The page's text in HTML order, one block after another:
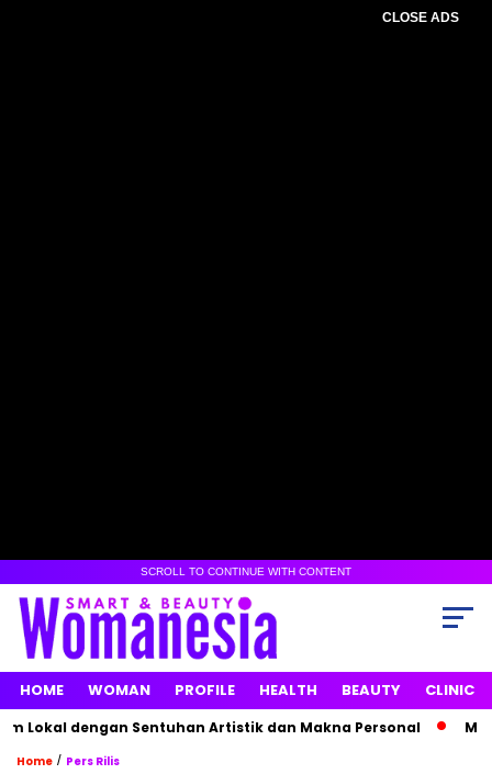
CLOSE ADS
SCROLL TO CONTINUE WITH CONTENT
HOME WOMAN PROFILE HEALTH BEAUTY CLINIC
dengan Sentuhan Artistik dan Makna Personal
Home / Pers Rilis